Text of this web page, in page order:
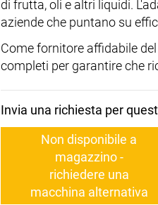
di frutta, oli e altri liquidi.
aziende che puntano su
Come fornitore affidabile del
completi per garantire che
Invia una richiesta per
Non disponibile a
magazzino -
richiedere una
macchina alternativa